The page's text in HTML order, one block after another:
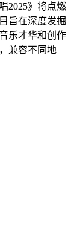
2025》将点燃
旨在深度发掘
乐才华和创作
兼容不同地